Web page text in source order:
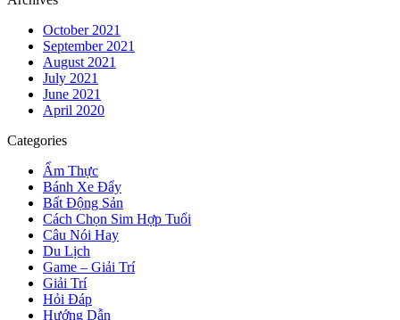
October 2021
September 2021
August 2021
July 2021
June 2021
April 2020
Categories
Ẩm Thực
Bánh Xe Đẩy
Bất Động Sản
Cách Chọn Sim Hợp Tuổi
Câu Nói Hay
Du Lịch
Game – Giải Trí
Giải Trí
Hỏi Đáp
Hướng Dẫn